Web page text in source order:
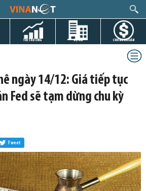
THỊ TRƯỜNG DỰ ÁN CHỨNG KHOÁN
ngày 14/12: Giá tiếp tục
Fed sẽ tạm dừng chu kỳ
Tweet